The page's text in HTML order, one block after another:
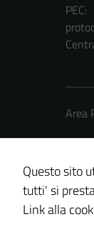
PEC:
Area
Questo sito
tutti' si
Link alla